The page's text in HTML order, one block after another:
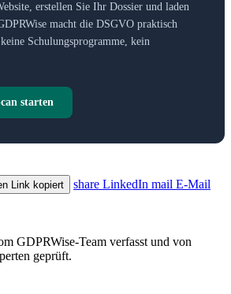
erstellen Sie Ihr Dossier und laden
macht die DSGVO praktisch
Schulungsprogramme, kein
starten
Link kopiert share LinkedIn mail E-Mail
GDPRWise-Team verfasst und von
geprüft.